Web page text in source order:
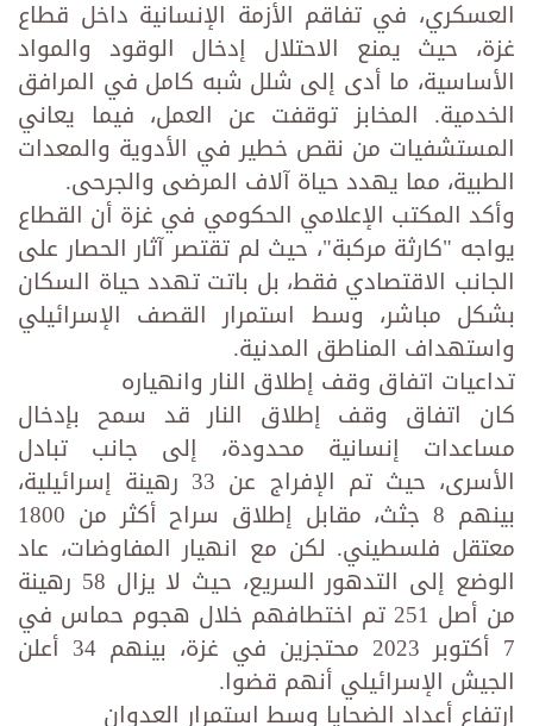
العسكري، في تفاقم الأزمة الإنسانية داخل قطاع
غزة، حيث يمنع الاحتلال إدخال الوقود والمواد
الأساسية، ما أدى إلى شلل شبه كامل في المرافق
الخدمية. المخابز توقفت عن العمل، فيما يعاني
المستشفيات من نقص خطير في الأدوية والمعدات
الطبية، مما يهدد حياة آلاف المرضى والجرحى.
وأكد المكتب الإعلامي الحكومي في غزة أن القطاع
يواجه "كارثة مركبة"، حيث لم تقتصر آثار الحصار على
الجانب الاقتصادي فقط، بل باتت تهدد حياة السكان
بشكل مباشر، وسط استمرار القصف الإسرائيلي
واستهداف المناطق المدنية.
تداعيات اتفاق وقف إطلاق النار وانهياره
كان اتفاق وقف إطلاق النار قد سمح بإدخال
مساعدات إنسانية محدودة، إلى جانب تبادل
الأسرى، حيث تم الإفراج عن 33 رهينة إسرائيلية،
بينهم 8 جثث، مقابل إطلاق سراح أكثر من 1800
معتقل فلسطيني. لكن مع انهيار المفاوضات، عاد
الوضع إلى التدهور السريع، حيث لا يزال 58 رهينة
من أصل 251 تم اختطافهم خلال هجوم حماس في
7 أكتوبر 2023 محتجزين في غزة، بينهم 34 أعلن
الجيش الإسرائيلي أنهم قضوا.
ارتفاع أعداد الضحايا وسط استمرار العدوان